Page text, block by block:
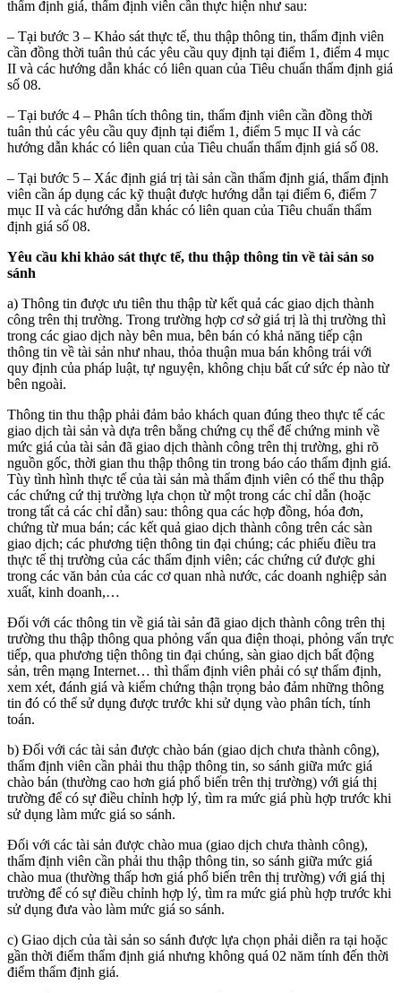
thẩm định giá, thẩm định viên cần thực hiện như sau:
– Tại bước 3 – Khảo sát thực tế, thu thập thông tin, thẩm định viên
cần đồng thời tuân thủ các yêu cầu quy định tại điểm 1, điểm 4 mục
II và các hướng dẫn khác có liên quan của Tiêu chuẩn thẩm định giá
số 08.
– Tại bước 4 – Phân tích thông tin, thẩm định viên cần đồng thời
tuân thủ các yêu cầu quy định tại điểm 1, điểm 5 mục II và các
hướng dẫn khác có liên quan của Tiêu chuẩn thẩm định giá số 08.
– Tại bước 5 – Xác định giá trị tài sản cần thẩm định giá, thẩm định
viên cần áp dụng các kỹ thuật được hướng dẫn tại điểm 6, điểm 7
mục II và các hướng dẫn khác có liên quan của Tiêu chuẩn thẩm
định giá số 08.
Yêu cầu khi khảo sát thực tế, thu thập thông tin về tài sản so
sánh
a) Thông tin được ưu tiên thu thập từ kết quả các giao dịch thành
công trên thị trường. Trong trường hợp cơ sở giá trị là thị trường thì
trong các giao dịch này bên mua, bên bán có khả năng tiếp cận
thông tin về tài sản như nhau, thỏa thuận mua bán không trái với
quy định của pháp luật, tự nguyện, không chịu bất cứ sức ép nào từ
bên ngoài.
Thông tin thu thập phải đảm bảo khách quan đúng theo thực tế các
giao dịch tài sản và dựa trên bằng chứng cụ thể để chứng minh về
mức giá của tài sản đã giao dịch thành công trên thị trường, ghi rõ
nguồn gốc, thời gian thu thập thông tin trong báo cáo thẩm định giá.
Tùy tình hình thực tế của tài sản mà thẩm định viên có thể thu thập
các chứng cứ thị trường lựa chọn từ một trong các chỉ dẫn (hoặc
trong tất cả các chỉ dẫn) sau: thông qua các hợp đồng, hóa đơn,
chứng từ mua bán; các kết quả giao dịch thành công trên các sàn
giao dịch; các phương tiện thông tin đại chúng; các phiếu điều tra
thực tế thị trường của các thẩm định viên; các chứng cứ được ghi
trong các văn bản của các cơ quan nhà nước, các doanh nghiệp sản
xuất, kinh doanh,…
Đối với các thông tin về giá tài sản đã giao dịch thành công trên thị
trường thu thập thông qua phỏng vấn qua điện thoại, phỏng vấn trực
tiếp, qua phương tiện thông tin đại chúng, sàn giao dịch bất động
sản, trên mạng Internet… thì thẩm định viên phải có sự thẩm định,
xem xét, đánh giá và kiểm chứng thận trọng bảo đảm những thông
tin đó có thể sử dụng được trước khi sử dụng vào phân tích, tính
toán.
b) Đối với các tài sản được chào bán (giao dịch chưa thành công),
thẩm định viên cần phải thu thập thông tin, so sánh giữa mức giá
chào bán (thường cao hơn giá phổ biến trên thị trường) với giá thị
trường để có sự điều chỉnh hợp lý, tìm ra mức giá phù hợp trước khi
sử dụng làm mức giá so sánh.
Đối với các tài sản được chào mua (giao dịch chưa thành công),
thẩm định viên cần phải thu thập thông tin, so sánh giữa mức giá
chào mua (thường thấp hơn giá phổ biến trên thị trường) với giá thị
trường để có sự điều chỉnh hợp lý, tìm ra mức giá phù hợp trước khi
sử dụng đưa vào làm mức giá so sánh.
c) Giao dịch của tài sản so sánh được lựa chọn phải diễn ra tại hoặc
gần thời điểm thẩm định giá nhưng không quá 02 năm tính đến thời
điểm thẩm định giá.